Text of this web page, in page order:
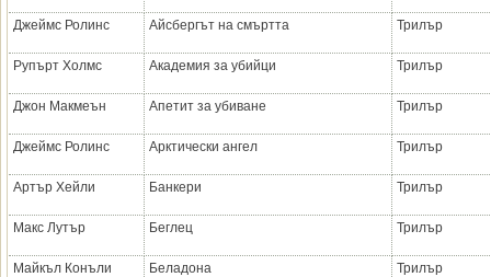
Джеймс Ролинс Айсбергът на смъртта Трилър
Рупърт Холмс Академия за убийци Трилър
Джон Макмеън Апетит за убиване Трилър
Джеймс Ролинс Арктически ангел Трилър
Артър Хейли Банкери Трилър
Макс Лутър Беглец Трилър
Майкъл Конъли Беладона Трилър